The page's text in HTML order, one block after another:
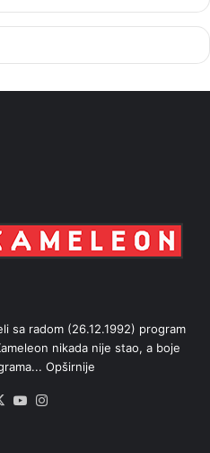
sa radom (26.12.1992) program
nikada nije stao, a boje
Opširnije
X YouTube